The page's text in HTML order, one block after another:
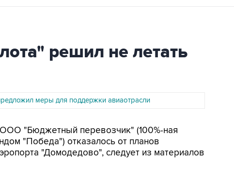
решил не летать
меры для поддержки авиаотрасли
"Бюджетный перевозчик" (100%-ная
"Победа") отказалось от планов
"Домодедово", следует из материалов